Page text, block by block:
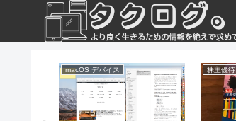
macOS デバイス 株主優待